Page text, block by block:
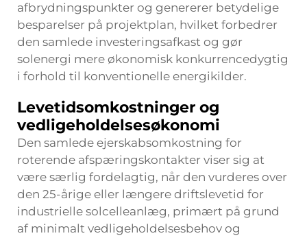
afbrydningspunkter og genererer betydelige
besparelser på projektplan, hvilket forbedrer
den samlede investeringsafkast og gør
solenergi mere økonomisk konkurrencedygtig
i forhold til konventionelle energikilder.
Levetidsomkostninger og
vedligeholdelsesøkonomi
Den samlede ejerskabsomkostning for
roterende afspæringskontakter viser sig at
være særlig fordelagtig, når den vurderes over
den 25-årige eller længere driftslevetid for
industrielle solcelleanlæg, primært på grund
af minimalt vedligeholdelsesbehov og